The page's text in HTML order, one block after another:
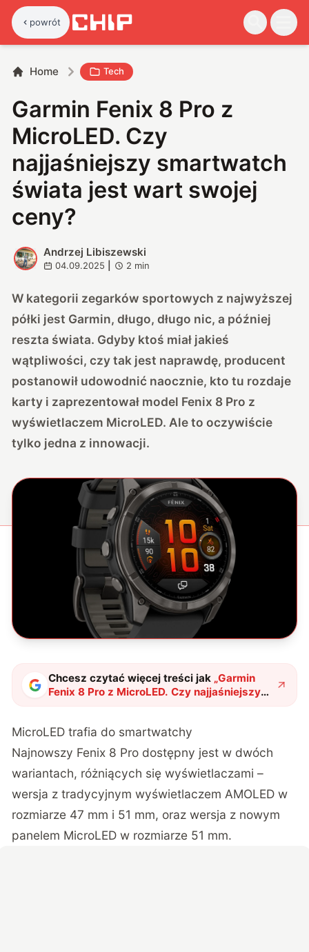
powrót
Home Tech
Garmin Fenix 8 Pro z
MicroLED. Czy
najjaśniejszy smartwatch
świata jest wart swojej
ceny?
A
Andrzej Libiszewski
04.09.2025 2 min
W kategorii zegarków sportowych z najwyższej
półki jest Garmin, długo, długo nic, a później
reszta świata. Gdyby ktoś miał jakieś
wątpliwości, czy tak jest naprawdę, producent
postanowił udowodnić naocznie, kto tu rozdaje
karty i zaprezentował model Fenix 8 Pro z
wyświetlaczem MicroLED. Ale to oczywiście
tylko jedna z innowacji.
Chcesz czytać więcej treści jak „Garmin
Fenix 8 Pro z MicroLED. Czy najjaśniejszy
smartwatch świata jest wart swojej
MicroLED trafia do smartwatchy
Najnowszy Fenix 8 Pro dostępny jest w dwóch
wariantach, różniących się wyświetlaczami –
wersja z tradycyjnym wyświetlaczem AMOLED w
rozmiarze 47 mm i 51 mm, oraz wersja z nowym
panelem MicroLED w rozmiarze 51 mm.